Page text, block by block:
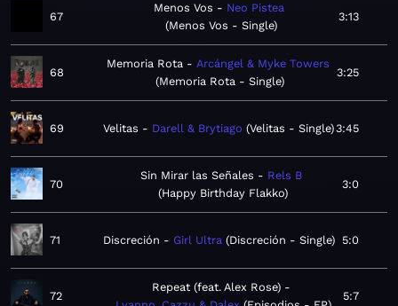
67
Menos Vos
Neo Pistea
Menos Vos - Single
3:13
68
Memoria Rota
Arcángel & Myke Towers
Memoria Rota - Single
3:25
69 Velitas Darell & Brytiago Velitas - Single 3:45
70
Sin Mirar las Señales
Rels B
Happy Birthday Flakko
3:0
71 Discreción Girl Ultra Discreción - Single 5:0
72
Repeat (feat. Alex Rose)
5:7